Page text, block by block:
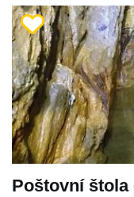
Poštovní štola